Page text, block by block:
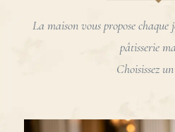
La maison vous propose
pâtisserie
Choisissez